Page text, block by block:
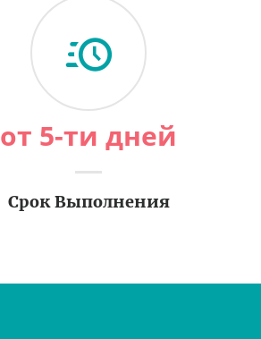
от 5-ти дней
Срок Выполнения